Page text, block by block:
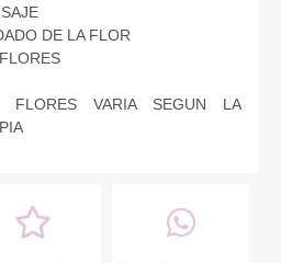
DE LA FLOR
VARIA SEGUN LA